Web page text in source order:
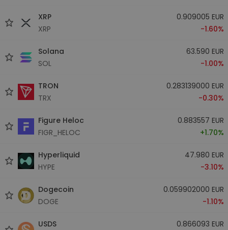
XRP
XRP
0.909005 EUR
-1.60%
Solana
SOL
63.590 EUR
-1.00%
TRON
TRX
0.283139000 EUR
-0.30%
Figure Heloc
FIGR_HELOC
0.883557 EUR
+1.70%
Hyperliquid
HYPE
47.980 EUR
-3.10%
Dogecoin
DOGE
0.059902000 EUR
-1.10%
USDS
0.866093 EUR